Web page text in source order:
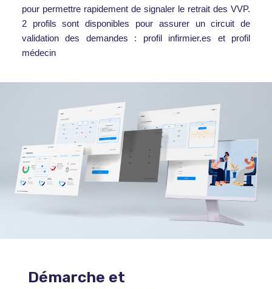
pour permettre rapidement de signaler le retrait des VVP.
2 profils sont disponibles pour assurer un circuit de
validation des demandes : profil infirmier.es et profil
médecin
Démarche et